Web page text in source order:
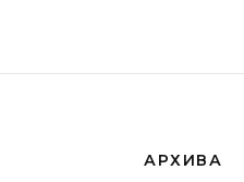
АРХИВА